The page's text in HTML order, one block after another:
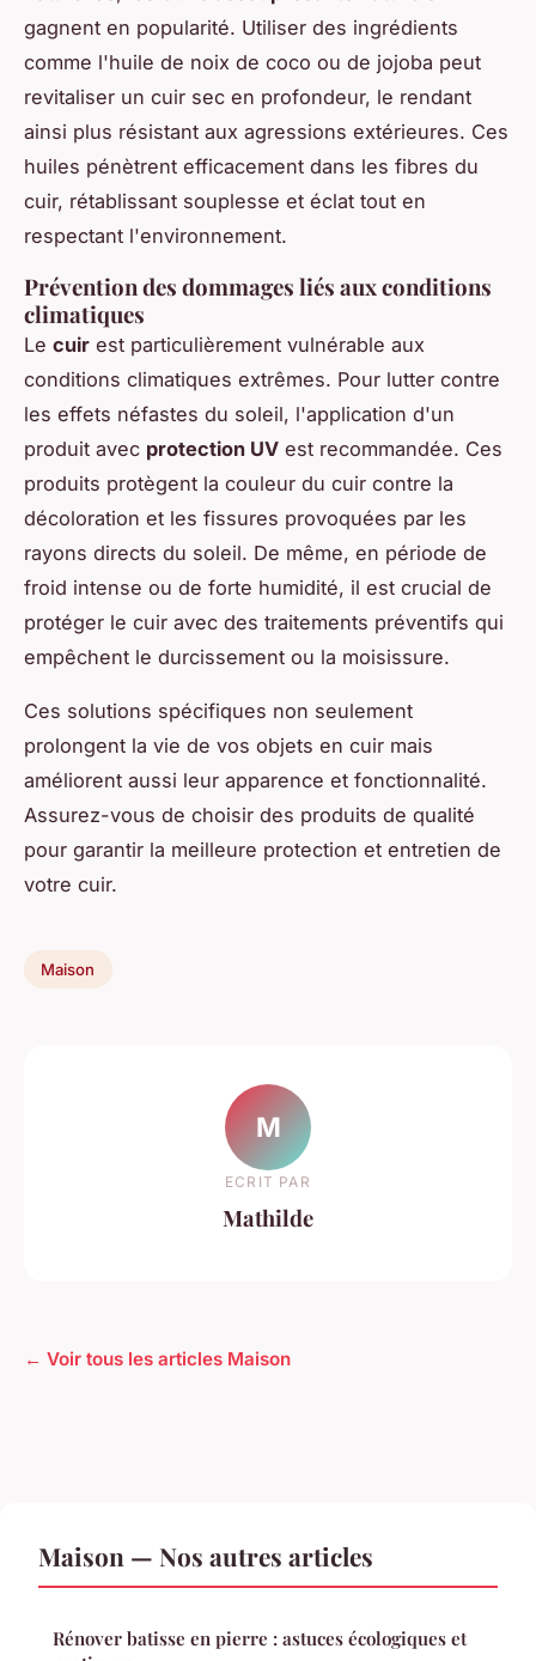
gagnent en popularité. Utiliser des ingrédients
comme l'huile de noix de coco ou de jojoba peut
revitaliser un cuir sec en profondeur, le rendant
ainsi plus résistant aux agressions extérieures. Ces
huiles pénètrent efficacement dans les fibres du
cuir, rétablissant souplesse et éclat tout en
respectant l'environnement.
Prévention des dommages liés aux conditions
climatiques
Le cuir est particulièrement vulnérable aux
conditions climatiques extrêmes. Pour lutter contre
les effets néfastes du soleil, l'application d'un
produit avec protection UV est recommandée. Ces
produits protègent la couleur du cuir contre la
décoloration et les fissures provoquées par les
rayons directs du soleil. De même, en période de
froid intense ou de forte humidité, il est crucial de
protéger le cuir avec des traitements préventifs qui
empêchent le durcissement ou la moisissure.
Ces solutions spécifiques non seulement
prolongent la vie de vos objets en cuir mais
améliorent aussi leur apparence et fonctionnalité.
Assurez-vous de choisir des produits de qualité
pour garantir la meilleure protection et entretien de
votre cuir.
Maison
M
ECRIT PAR
Mathilde
← Voir tous les articles Maison
Maison — Nos autres articles
Rénover batisse en pierre : astuces écologiques et